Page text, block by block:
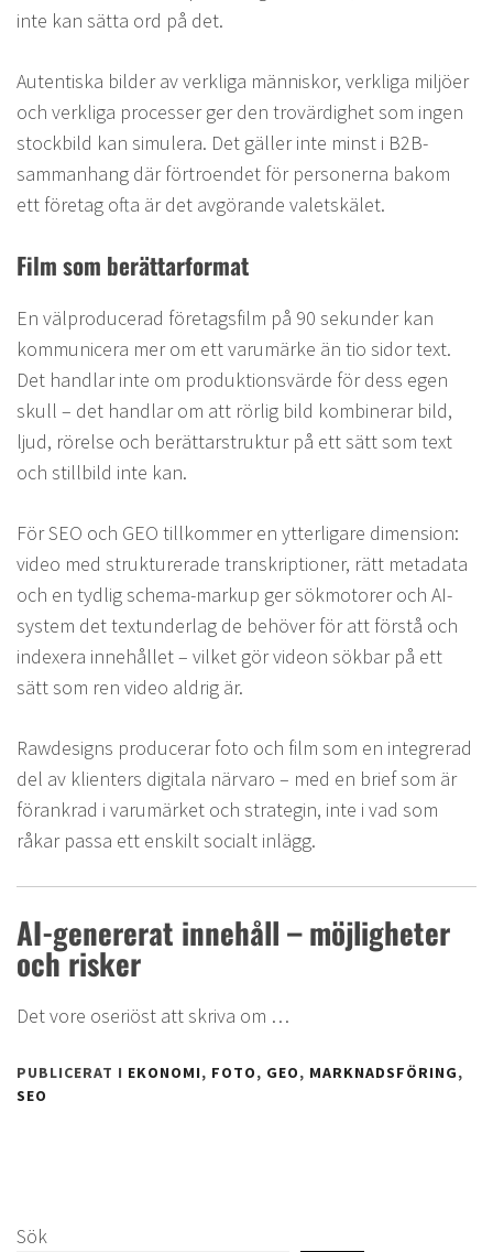
inte kan sätta ord på det.
Autentiska bilder av verkliga människor, verkliga miljöer
och verkliga processer ger den trovärdighet som ingen
stockbild kan simulera. Det gäller inte minst i B2B-
sammanhang där förtroendet för personerna bakom
ett företag ofta är det avgörande valet­skälet.
Film som berättarformat
En välproducerad företagsfilm på 90 sekunder kan
kommunicera mer om ett varumärke än tio sidor text.
Det handlar inte om produktionsvärde för dess egen
skull – det handlar om att rörlig bild kombinerar bild,
ljud, rörelse och berättarstruktur på ett sätt som text
och stillbild inte kan.
För SEO och GEO tillkommer en ytterligare dimension:
video med strukturerade transkriptioner, rätt metadata
och en tydlig schema-markup ger sökmotorer och AI-
system det textunderlag de behöver för att förstå och
indexera innehållet – vilket gör videon sökbar på ett
sätt som ren video aldrig är.
Rawdesigns producerar foto och film som en integrerad
del av klienters digitala närvaro – med en brief som är
förankrad i varumärket och strategin, inte i vad som
råkar passa ett enskilt socialt inlägg.
AI-genererat innehåll – möjligheter
och risker
Det vore oseriöst att skriva om …
PUBLICERAT I EKONOMI, FOTO, GEO, MARKNADSFÖRING,
SEO
Sök